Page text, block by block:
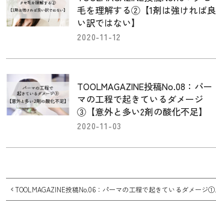
毛を理解する②【1剤は強ければ良
い訳ではない】
2020-11-12
TOOLMAGAZINE投稿No.08：パー
マの工程で起きているダメージ
③【意外と多い2剤の酸化不足】
2020-11-03